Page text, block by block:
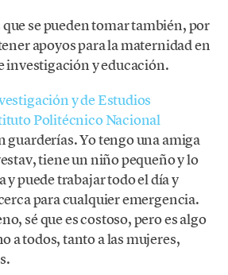
se pueden tomar también, por
apoyos para la maternidad en
investigación y educación.
y de Estudios
Politécnico Nacional
guarderías. Yo tengo una amiga
tiene un niño pequeño y lo
y puede trabajar todo el día y
para cualquier emergencia.
sé que es costoso, pero es algo
a todos, tanto a las mujeres,